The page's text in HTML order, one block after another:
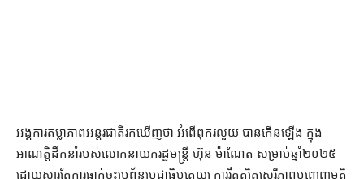
អង្គការ​តម្លាភាព​អន្តរជាតិ​រក​ឃើញ​ថា អំពើ​ពុករលួយ បាន​កើនឡើង ក្នុង​
អាណត្តិ​ដឹកនាំ​របស់​លោក​នាយករដ្ឋមន្ត្រី ហ៊ុន ម៉ាណែត សម្រាប់​ឆ្នាំ​២០២៥
ដោយសារតែការ​ធ្លាក់​ចុះ​ប្រព័ន្ធ​ប្រជាធិបតេយ្យ ការ​រឹតត្បិត​សេរីភាព​បញ្ចេញមតិ​